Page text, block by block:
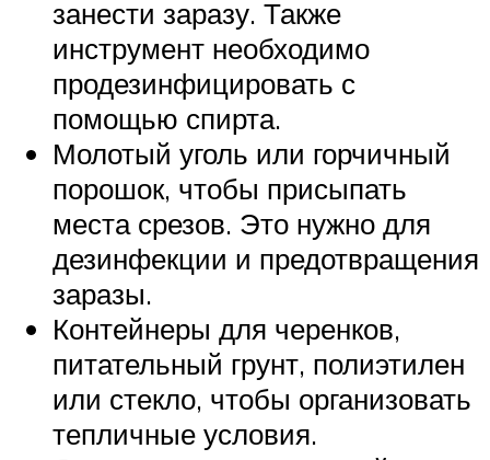
занести заразу. Также
инструмент необходимо
продезинфицировать с
помощью спирта.
Молотый уголь или горчичный
порошок, чтобы присыпать
места срезов. Это нужно для
дезинфекции и предотвращения
заразы.
Контейнеры для черенков,
питательный грунт, полиэтилен
или стекло, чтобы организовать
тепличные условия.